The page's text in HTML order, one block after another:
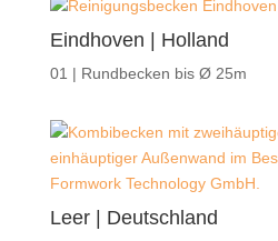
Eindhoven | Holland
01 | Rundbecken bis Ø 25m
Leer | Deutschland